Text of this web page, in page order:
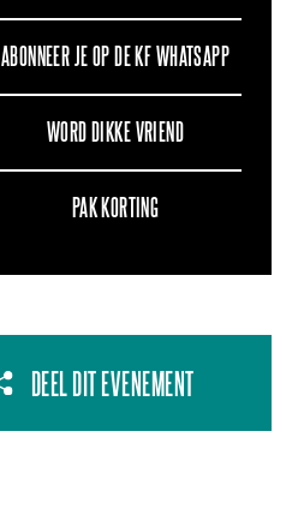
ABONNEER JE OP DE KF WHATSAPP
WORD DIKKE VRIEND
PAK KORTING
DEEL DIT EVENEMENT